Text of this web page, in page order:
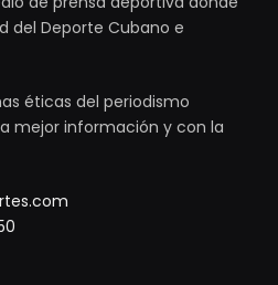
del Deporte Cubano e
éticas del periodismo
mejor información y con la